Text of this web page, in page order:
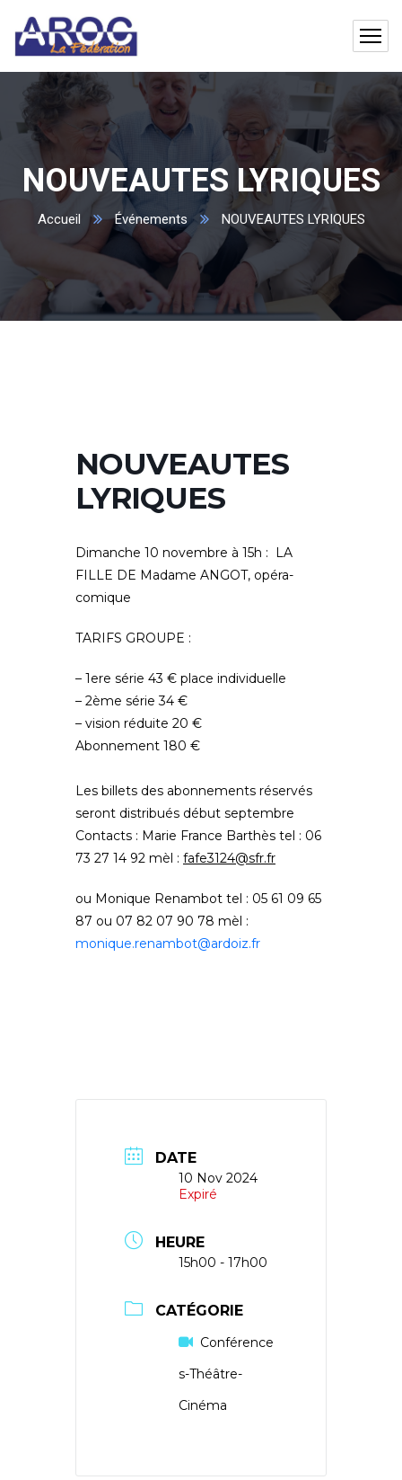
NOUVEAUTES LYRIQUES
Accueil Événements NOUVEAUTES LYRIQUES
NOUVEAUTES
LYRIQUES
Dimanche 10 novembre à 15h : LA
FILLE DE Madame ANGOT, opéra-
comique
TARIFS GROUPE :
– 1ere série 43 € place individuelle
– 2ème série 34 €
– vision réduite 20 €
Abonnement 180 €
Les billets des abonnements réservés
seront distribués début septembre
Contacts : Marie France Barthès tel : 06
73 27 14 92 mèl : fafe3124@sfr.fr
ou Monique Renambot tel : 05 61 09 65
87 ou 07 82 07 90 78 mèl :
monique.renambot@ardoiz.fr
DATE
10 Nov 2024
Expiré
HEURE
15h00 - 17h00
CATÉGORIE
Conférence
s-Théâtre-
Cinéma